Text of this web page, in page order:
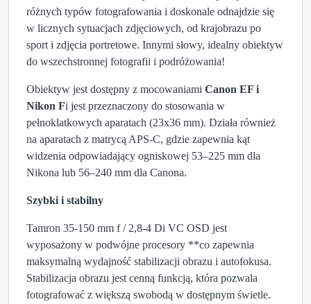
różnych typów fotografowania i doskonale odnajdzie się
w licznych sytuacjach zdjęciowych, od krajobrazu po
sport i zdjęcia portretowe. Innymi słowy, idealny obiektyw
do wszechstronnej fotografii i podróżowania!
Obiektyw jest dostępny z mocowaniami Canon EF i
Nikon Fi jest przeznaczony do stosowania w
pełnoklatkowych aparatach (23x36 mm). Działa również
na aparatach z matrycą APS-C, gdzie zapewnia kąt
widzenia odpowiadający ogniskowej 53–225 mm dla
Nikona lub 56–240 mm dla Canona.
Szybki i stabilny
Tamron 35-150 mm f / 2,8-4 Di VC OSD jest
wyposażony w podwójne procesory **co zapewnia
maksymalną wydajność stabilizacji obrazu i autofokusa.
Stabilizacja obrazu jest cenną funkcją, która pozwala
fotografować z większą swobodą w dostępnym świetle.